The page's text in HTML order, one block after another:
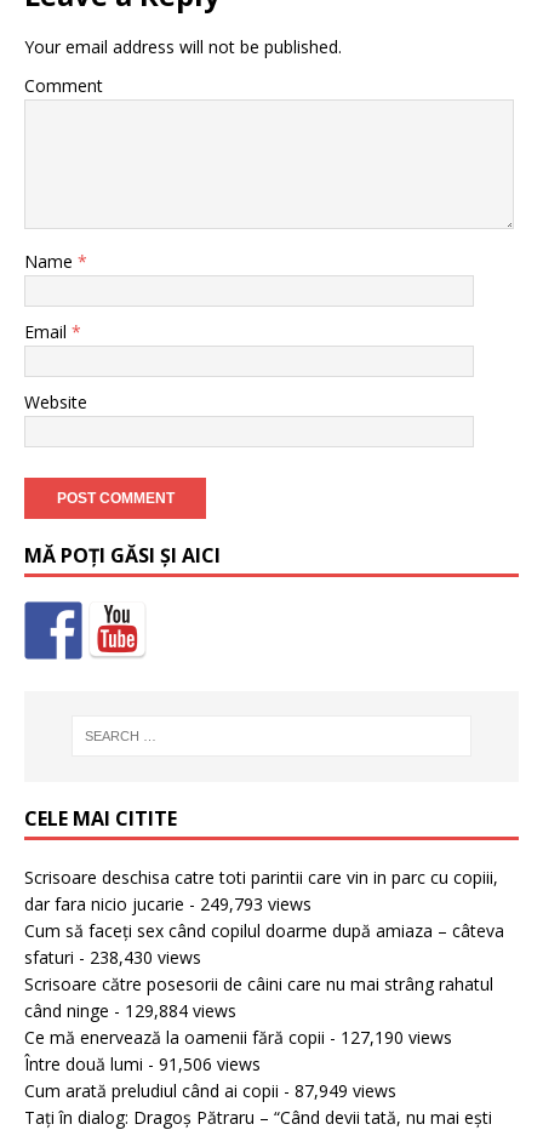
Your email address will not be published.
Comment
Name *
Email *
Website
MĂ POȚI GĂSI ȘI AICI
CELE MAI CITITE
Scrisoare deschisa catre toti parintii care vin in parc cu copiii,
dar fara nicio jucarie - 249,793 views
Cum să faceți sex când copilul doarme după amiaza – câteva
sfaturi - 238,430 views
Scrisoare către posesorii de câini care nu mai strâng rahatul
când ninge - 129,884 views
Ce mă enervează la oamenii fără copii - 127,190 views
Între două lumi - 91,506 views
Cum arată preludiul când ai copii - 87,949 views
Tați în dialog: Dragoș Pătraru – “Când devii tată, nu mai ești